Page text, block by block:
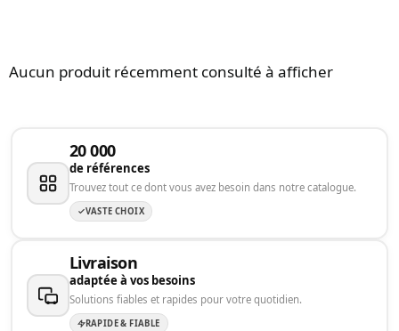
Aucun produit récemment consulté à afficher
20 000
de références
Trouvez tout ce dont vous avez besoin dans notre catalogue.
VASTE CHOIX
Livraison
adaptée à vos besoins
Solutions fiables et rapides pour votre quotidien.
RAPIDE & FIABLE